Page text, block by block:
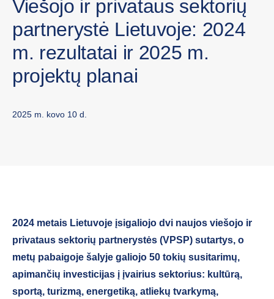
Viešojo ir privataus sektorių
partnerystė Lietuvoje: 2024
m. rezultatai ir 2025 m.
projektų planai
2025 m. kovo 10 d.
2024 metais Lietuvoje įsigaliojo dvi naujos viešojo ir
privataus sektorių partnerystės (VPSP) sutartys, o
metų pabaigoje šalyje galiojo 50 tokių susitarimų,
apimančių investicijas į įvairius sektorius: kultūrą,
sportą, turizmą, energetiką, atliekų tvarkymą,